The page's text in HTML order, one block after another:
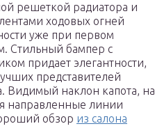
решеткой радиатора и
ходовых огней
уже при первом
Стильный бампер с
придает элегантности,
представителей
Видимый наклон капота, на
направленные линии
обзор из салона